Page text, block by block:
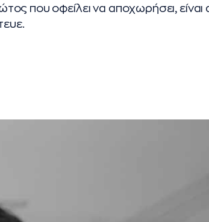
που οφείλει να αποχωρήσει,